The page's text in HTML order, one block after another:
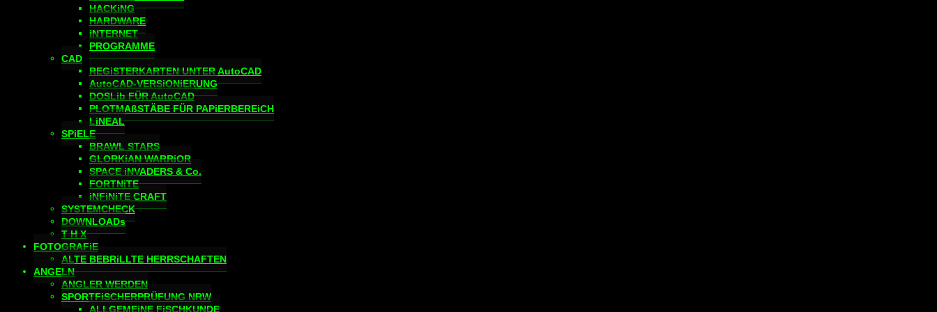
HACKiNG
HARDWARE
iNTERNET
PROGRAMME
CAD
REGiSTERKARTEN UNTER AutoCAD
AutoCAD-VERSiONiERUNG
DOSLib FÜR AutoCAD
PLOTMAßSTÄBE FÜR PAPiERBEREiCH
LiNEAL
SPiELE
BRAWL STARS
GLORKiAN WARRiOR
SPACE iNVADERS & Co.
FORTNiTE
iNFiNiTE CRAFT
SYSTEMCHECK
DOWNLOADs
T H X
FOTOGRAFiE
ALTE BEBRiLLTE HERRSCHAFTEN
ANGELN
ANGLER WERDEN
SPORTFiSCHERPRÜFUNG NRW
ALLGEMEiNE FiSCHKUNDE